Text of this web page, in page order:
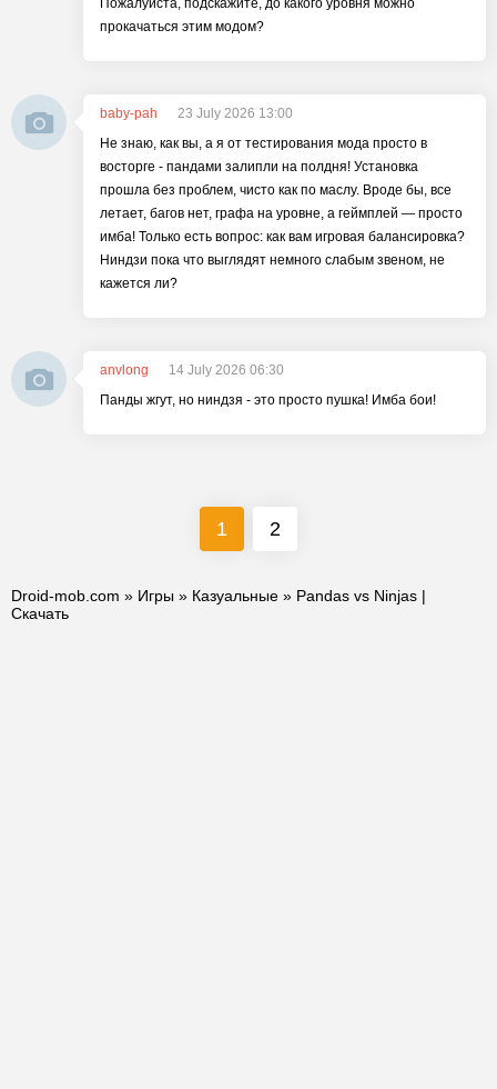
Пожалуйста, подскажите, до какого уровня можно
прокачаться этим модом?
baby-pah
23 July 2026 13:00
Не знаю, как вы, а я от тестирования мода просто в
восторге - пандами залипли на полдня! Установка
прошла без проблем, чисто как по маслу. Вроде бы, все
летает, багов нет, графа на уровне, а геймплей — просто
имба! Только есть вопрос: как вам игровая балансировка?
Ниндзи пока что выглядят немного слабым звеном, не
кажется ли?
anvlong
14 July 2026 06:30
Панды жгут, но ниндзя - это просто пушка! Имба бои!
1 2
Droid-mob.com » Игры » Казуальные » Pandas vs Ninjas |
Скачать